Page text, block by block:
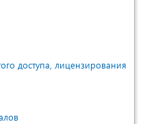
доступа, лицензирования